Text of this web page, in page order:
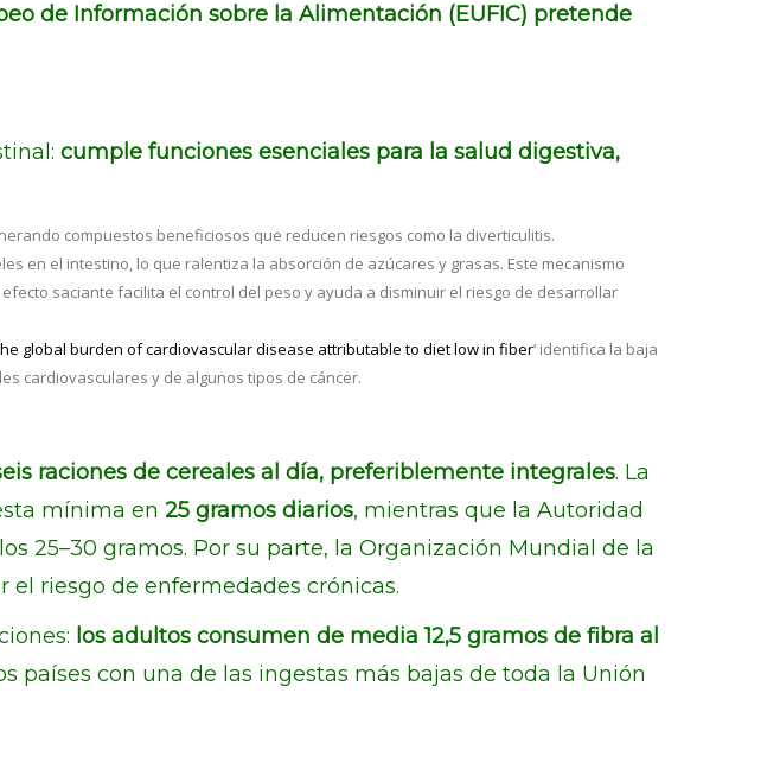
de Información sobre la Alimentación (EUFIC) pretende
cumple funciones esenciales para la salud digestiva,
compuestos beneficiosos que reducen riesgos como la diverticulitis.
en el intestino, lo que ralentiza la absorción de azúcares y grasas. Este mecanismo
saciante facilita el control del peso y ayuda a disminuir el riesgo de desarrollar
global burden of cardiovascular disease attributable to diet low in fiber‘ identifica la baja
cardiovasculares y de algunos tipos de cáncer.
raciones de cereales al día, preferiblemente integrales. La
mínima en 25 gramos diarios, mientras que la Autoridad
25–30 gramos. Por su parte, la Organización Mundial de la
el riesgo de enfermedades crónicas.
los adultos consumen de media 12,5 gramos de fibra al
países con una de las ingestas más bajas de toda la Unión